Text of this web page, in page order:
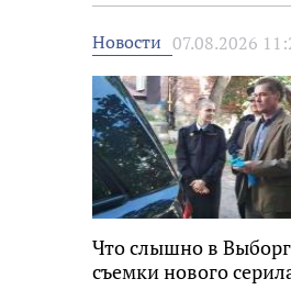
Новости 07.08.2026
Что слышно в
съемки нового